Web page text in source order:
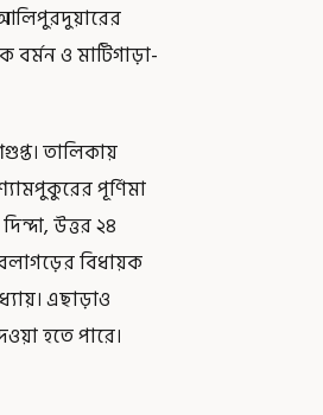
ও মাটিগাড়া-
তালিকায়
পূর্ণিমা
উত্তর ২৪
বিধায়ক
এছাড়াও
হতে পারে।